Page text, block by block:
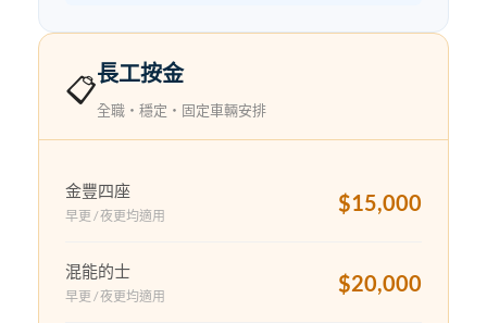
📋長工按金
全職・穩定・固定車輛安排
金豐四座
早更 / 夜更均適用
$15,000
混能的士
早更 / 夜更均適用
$20,000